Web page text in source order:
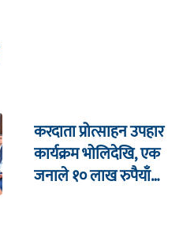
करदाता प्रोत्साहन उपहार
कार्यक्रम भाेलिदेखि, एक
जनाले १० लाख रुपैयाँ